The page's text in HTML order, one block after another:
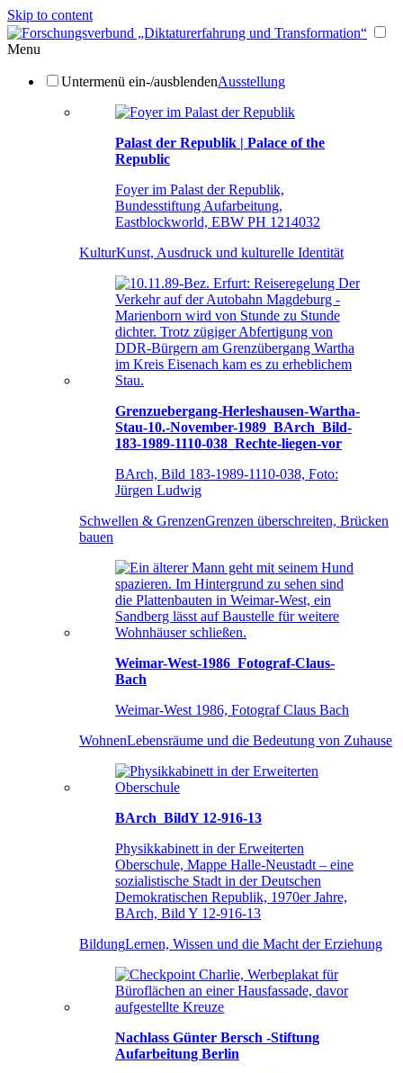
Skip to content
Menu
Untermenü ein-/ausblendenAusstellung
Palast der Republik | Palace of the
Republic
Foyer im Palast der Republik,
Bundesstiftung Aufarbeitung,
Eastblockworld, EBW PH 1214032
KulturKunst, Ausdruck und kulturelle Identität
Grenzuebergang-Herleshausen-Wartha-
Stau-10.-November-1989_BArch_Bild-
183-1989-1110-038_Rechte-liegen-vor
BArch, Bild 183-1989-1110-038, Foto:
Jürgen Ludwig
Schwellen & GrenzenGrenzen überschreiten, Brücken
bauen
Weimar-West-1986_Fotograf-Claus-
Bach
Weimar-West 1986, Fotograf Claus Bach
WohnenLebensräume und die Bedeutung von Zuhause
BArch_BildY 12-916-13
Physikkabinett in der Erweiterten
Oberschule, Mappe Halle-Neustadt – eine
sozialistische Stadt in der Deutschen
Demokratischen Republik, 1970er Jahre,
BArch, Bild Y 12-916-13
BildungLernen, Wissen und die Macht der Erziehung
Nachlass Günter Bersch -Stiftung
Aufarbeitung Berlin